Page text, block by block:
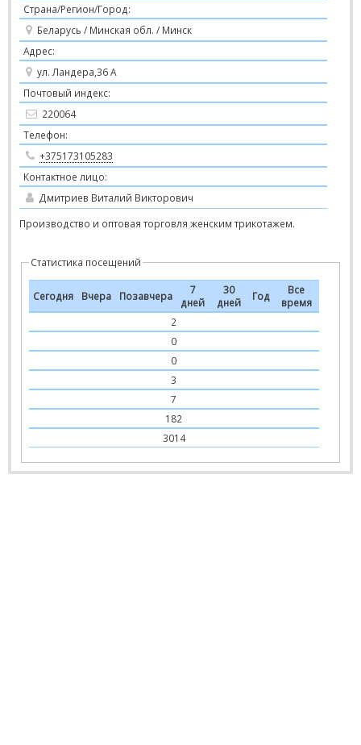
Страна/Регион/Город:
Беларусь / Минская обл. / Минск
Адрес:
ул. Ландера,36 А
Почтовый индекс:
220064
Телефон:
+375173105283
Контактное лицо:
Дмитриев Виталий Викторович
Производство и оптовая торговля женским трикотажем.
Статистика посещений
Сегодня Вчера Позавчера
7
дней
30
дней
Год
Все
время
2
0
0
3
7
182
3014